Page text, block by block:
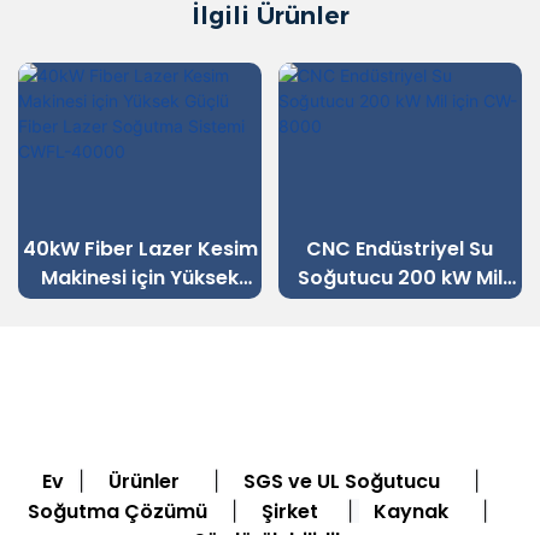
İlgili Ürünler
40kW Fiber Lazer Kesim
Makinesi için Yüksek
Güçlü Fiber Lazer
CNC Endüstriyel Su
Soğutucu 200 kW Mil
için CW-8000
Ev Ürünler SGS ve UL Soğutucu
Soğutma Çözümü Şirket Kaynak